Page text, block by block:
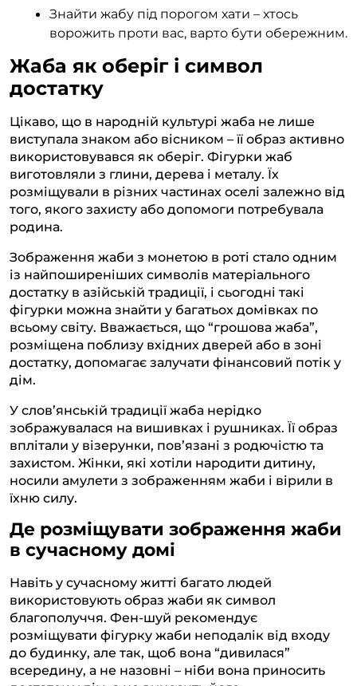
Знайти жабу під порогом хати – хтось
ворожить проти вас, варто бути обережним.
Жаба як оберіг і символ
достатку
Цікаво, що в народній культурі жаба не лише
виступала знаком або вісником – її образ активно
використовувався як оберіг. Фігурки жаб
виготовляли з глини, дерева і металу. Їх
розміщували в різних частинах оселі залежно від
того, якого захисту або допомоги потребувала
родина.
Зображення жаби з монетою в роті стало одним
із найпоширеніших символів матеріального
достатку в азійській традиції, і сьогодні такі
фігурки можна знайти у багатьох домівках по
всьому світу. Вважається, що “грошова жаба”,
розміщена поблизу вхідних дверей або в зоні
достатку, допомагає залучати фінансовий потік у
дім.
У слов’янській традиції жаба нерідко
зображувалася на вишивках і рушниках. Її образ
вплітали у візерунки, пов’язані з родючістю та
захистом. Жінки, які хотіли народити дитину,
носили амулети з зображенням жаби і вірили в
їхню силу.
Де розміщувати зображення жаби
в сучасному домі
Навіть у сучасному житті багато людей
використовують образ жаби як символ
благополуччя. Фен-шуй рекомендує
розміщувати фігурку жаби неподалік від входу
до будинку, але так, щоб вона “дивилася”
всередину, а не назовні – ніби вона приносить